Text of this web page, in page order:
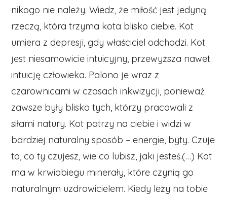
nikogo nie należy. Wiedz, że miłość jest jedyną
rzeczą, która trzyma kota blisko ciebie. Kot
umiera z depresji, gdy właściciel odchodzi. Kot
jest niesamowicie intuicyjny, przewyższa nawet
intuicję człowieka. Palono je wraz z
czarownicami w czasach inkwizycji, ponieważ
zawsze były blisko tych, którzy pracowali z
siłami natury. Kot patrzy na ciebie i widzi w
bardziej naturalny sposób – energie, byty. Czuje
to, co ty czujesz, wie co lubisz, jaki jesteś.(…) Kot
ma w krwiobiegu minerały, które czynią go
naturalnym uzdrowicielem. Kiedy leży na tobie